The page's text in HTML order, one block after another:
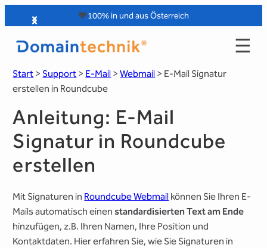
Inhalt
springen
🧡100% in und aus Österreich
☰
Start > Support > E-Mail >Webmail > E-Mail Signatur
erstellen in Roundcube
Anleitung: E-Mail
Signatur in Roundcube
erstellen
Mit Signaturen in Roundcube Webmail können Sie Ihren E-
Mails automatisch einenstandardisierten Text am Ende
hinzufügen, z.B. Ihren Namen, Ihre Position und
Kontaktdaten. Hier erfahren Sie, wie Sie Signaturen in